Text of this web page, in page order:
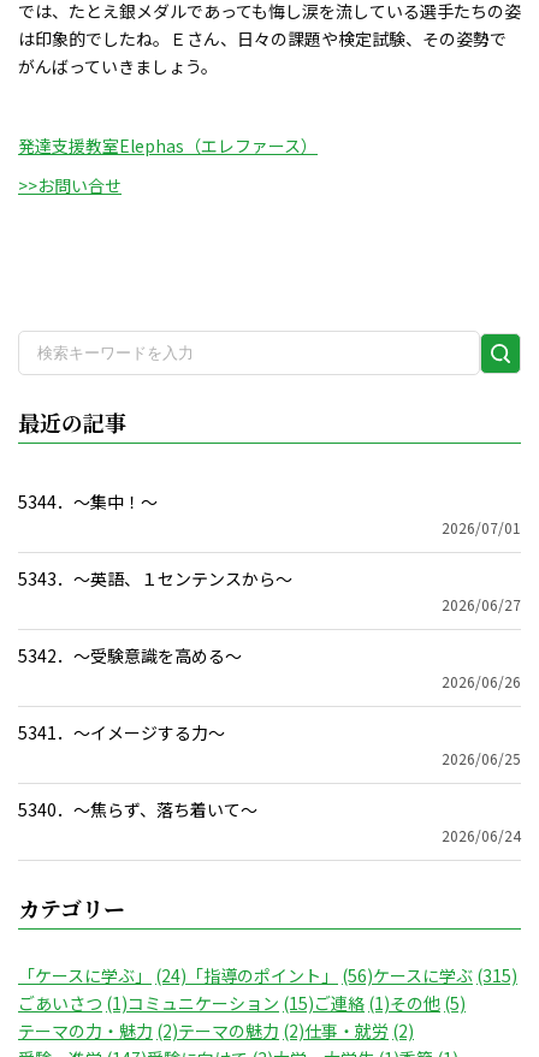
では、たとえ銀メダルであっても悔し涙を流している選手たちの姿
は印象的でしたね。Ｅさん、日々の課題や検定試験、その姿勢で
がんばっていきましょう。
発達支援教室Elephas（エレファース）
>>お問い合せ
検
最近の記事
5344．～集中！〜
2026/07/01
5343．～英語、１センテンスから〜
2026/06/27
5342．～受験意識を高める〜
2026/06/26
5341．～イメージする力〜
2026/06/25
5340．～焦らず、落ち着いて〜
2026/06/24
カテゴリー
「ケースに学ぶ」 (24) 「指導のポイント」 (56)ケースに学ぶ (315)
ごあいさつ (1)コミュニケーション (15)ご連絡 (1)その他 (5)
テーマの力・魅力 (2)テーマの魅力 (2)仕事・就労 (2)